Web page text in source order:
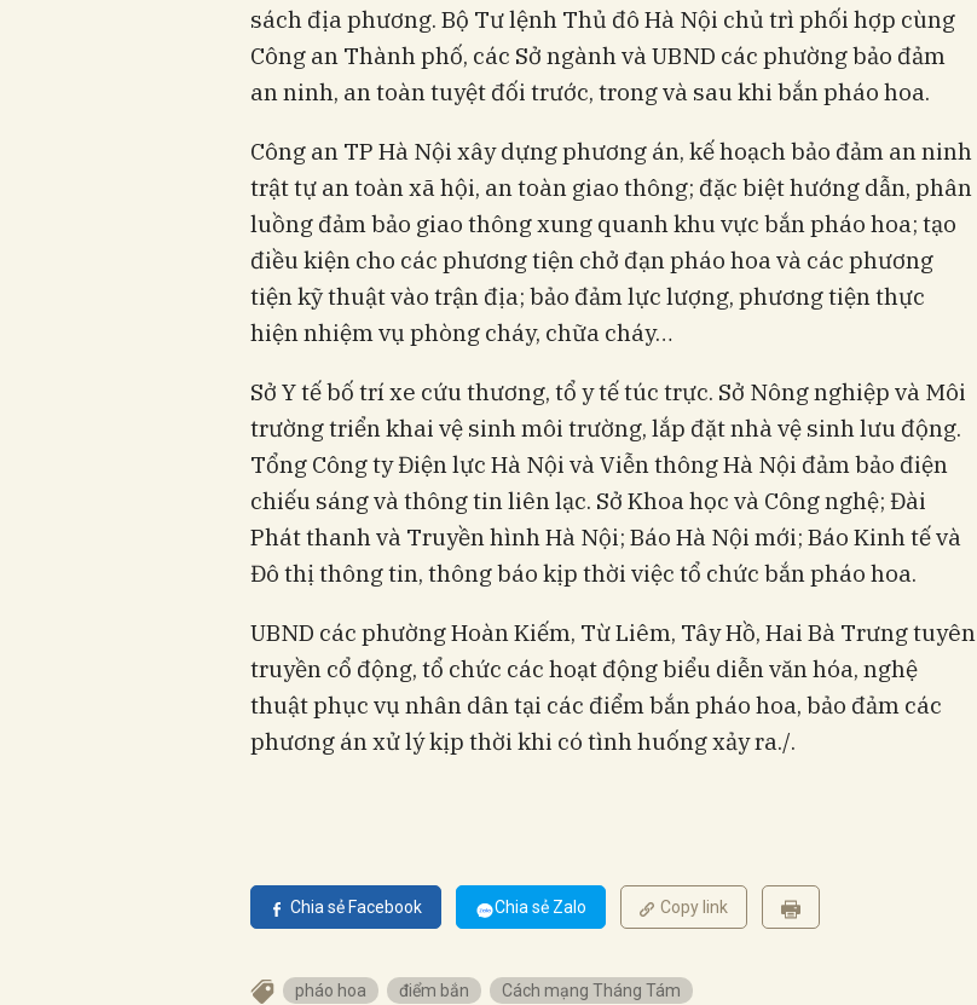
sách địa phương. Bộ Tư lệnh Thủ đô Hà Nội chủ trì phối hợp cùng
Công an Thành phố, các Sở ngành và UBND các phường bảo đảm
an ninh, an toàn tuyệt đối trước, trong và sau khi bắn pháo hoa.
Công an TP Hà Nội xây dựng phương án, kế hoạch bảo đảm an ninh
trật tự an toàn xã hội, an toàn giao thông; đặc biệt hướng dẫn, phân
luồng đảm bảo giao thông xung quanh khu vực bắn pháo hoa; tạo
điều kiện cho các phương tiện chở đạn pháo hoa và các phương
tiện kỹ thuật vào trận địa; bảo đảm lực lượng, phương tiện thực
hiện nhiệm vụ phòng cháy, chữa cháy…
Sở Y tế bố trí xe cứu thương, tổ y tế túc trực. Sở Nông nghiệp và Môi
trường triển khai vệ sinh môi trường, lắp đặt nhà vệ sinh lưu động.
Tổng Công ty Điện lực Hà Nội và Viễn thông Hà Nội đảm bảo điện
chiếu sáng và thông tin liên lạc. Sở Khoa học và Công nghệ; Đài
Phát thanh và Truyền hình Hà Nội; Báo Hà Nội mới; Báo Kinh tế và
Đô thị thông tin, thông báo kịp thời việc tổ chức bắn pháo hoa.
UBND các phường Hoàn Kiếm, Từ Liêm, Tây Hồ, Hai Bà Trưng tuyên
truyền cổ động, tổ chức các hoạt động biểu diễn văn hóa, nghệ
thuật phục vụ nhân dân tại các điểm bắn pháo hoa, bảo đảm các
phương án xử lý kịp thời khi có tình huống xảy ra./.
Chia sẻ Facebook Chia sẻ Zalo Copy link
pháo hoa điểm bắn Cách mạng Tháng Tám